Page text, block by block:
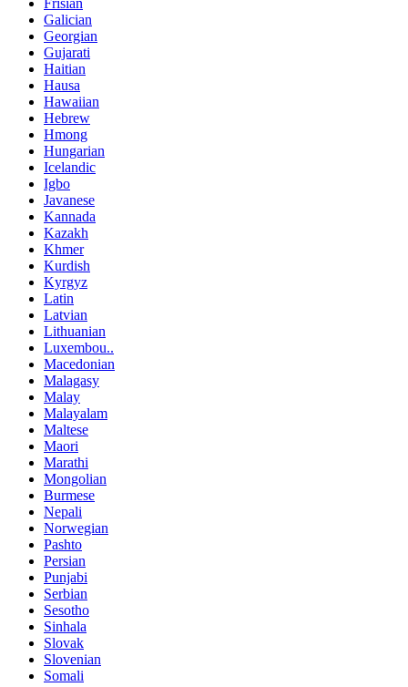
Frisian
Galician
Georgian
Gujarati
Haitian
Hausa
Hawaiian
Hebrew
Hmong
Hungarian
Icelandic
Igbo
Javanese
Kannada
Kazakh
Khmer
Kurdish
Kyrgyz
Latin
Latvian
Lithuanian
Luxembou..
Macedonian
Malagasy
Malay
Malayalam
Maltese
Maori
Marathi
Mongolian
Burmese
Nepali
Norwegian
Pashto
Persian
Punjabi
Serbian
Sesotho
Sinhala
Slovak
Slovenian
Somali